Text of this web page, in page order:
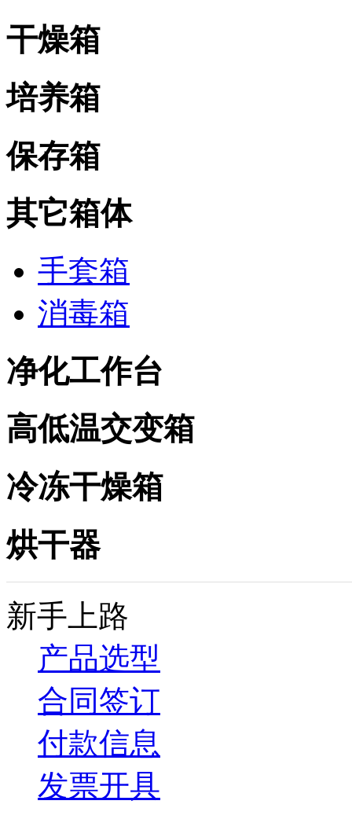
干燥箱
培养箱
保存箱
其它箱体
手套箱
消毒箱
净化工作台
高低温交变箱
冷冻干燥箱
烘干器
新手上路
产品选型
合同签订
付款信息
发票开具